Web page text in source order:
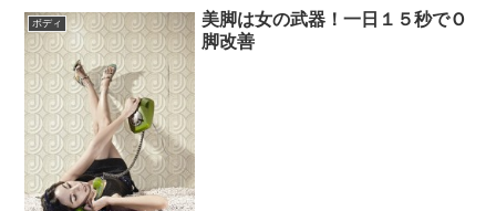
ボディ
美脚は女の武器！一日１５秒でＯ
脚改善